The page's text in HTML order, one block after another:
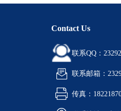
Contact Us
联系QQ：
联系邮箱：
传真：